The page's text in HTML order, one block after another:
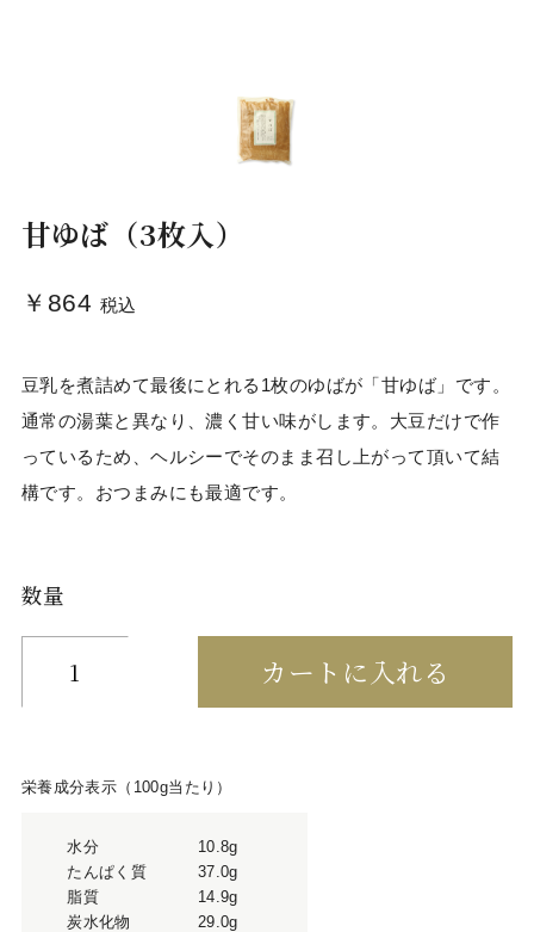
甘ゆば（3枚入）
￥864税込
豆乳を煮詰めて最後にとれる1枚のゆばが「甘ゆば」です。
通常の湯葉と異なり、濃く甘い味がします。大豆だけで作
っているため、ヘルシーでそのまま召し上がって頂いて結
構です。おつまみにも最適です。
数量
栄養成分表示（100g当たり）
水分
10.8g
たんぱく質
37.0g
脂質
14.9g
炭水化物
29.0g